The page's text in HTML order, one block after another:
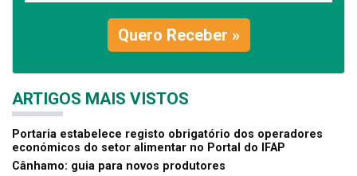
Quero Receber »
ARTIGOS MAIS VISTOS
Portaria estabelece registo obrigatório dos operadores
económicos do setor alimentar no Portal do IFAP
Cânhamo: guia para novos produtores